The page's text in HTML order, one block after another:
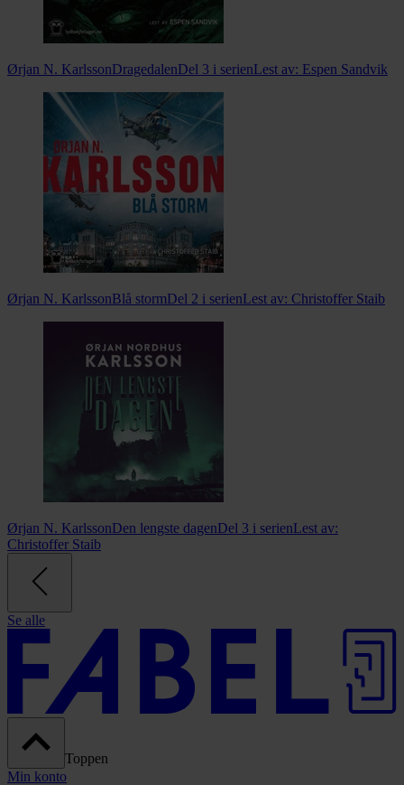
Ørjan N. KarlssonDragedalenDel 3 i serienLest av: Espen Sandvik
Ørjan N. KarlssonBlå stormDel 2 i serienLest av: Christoffer Staib
Ørjan N. KarlssonDen lengste dagenDel 3 i serienLest av:
Christoffer Staib
Se alle
Toppen
Min konto